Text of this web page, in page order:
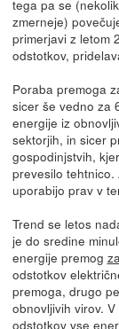
tega pa se
zmerneje)
primerjavi z letom
odstotkov,
Poraba premoga
sicer še vedno za
energije iz
sektorjih, in sicer
gospodinjstvih,
prevesilo
uporabijo prav v
Trend se letos
je do sredine
energije premog
odstotkov
premoga, drugo
obnovljivih virov.
odstotkov vse